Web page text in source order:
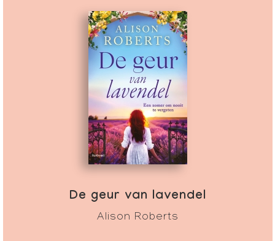
De geur van lavendel
Alison Roberts